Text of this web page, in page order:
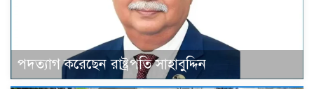
পদত্যাগ করেছেন রাষ্ট্রপতি সাহাবুদ্দিন